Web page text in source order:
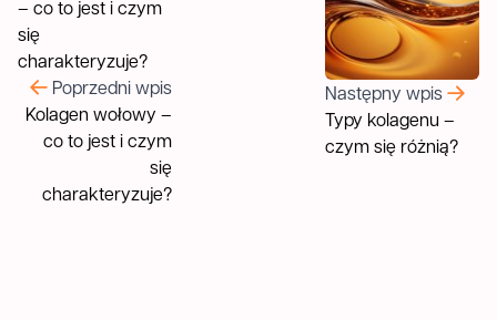
Poprzedni wpis
Kolagen wołowy –
co to jest i czym
się
charakteryzuje?
Następny wpis
Typy kolagenu –
czym się różnią?